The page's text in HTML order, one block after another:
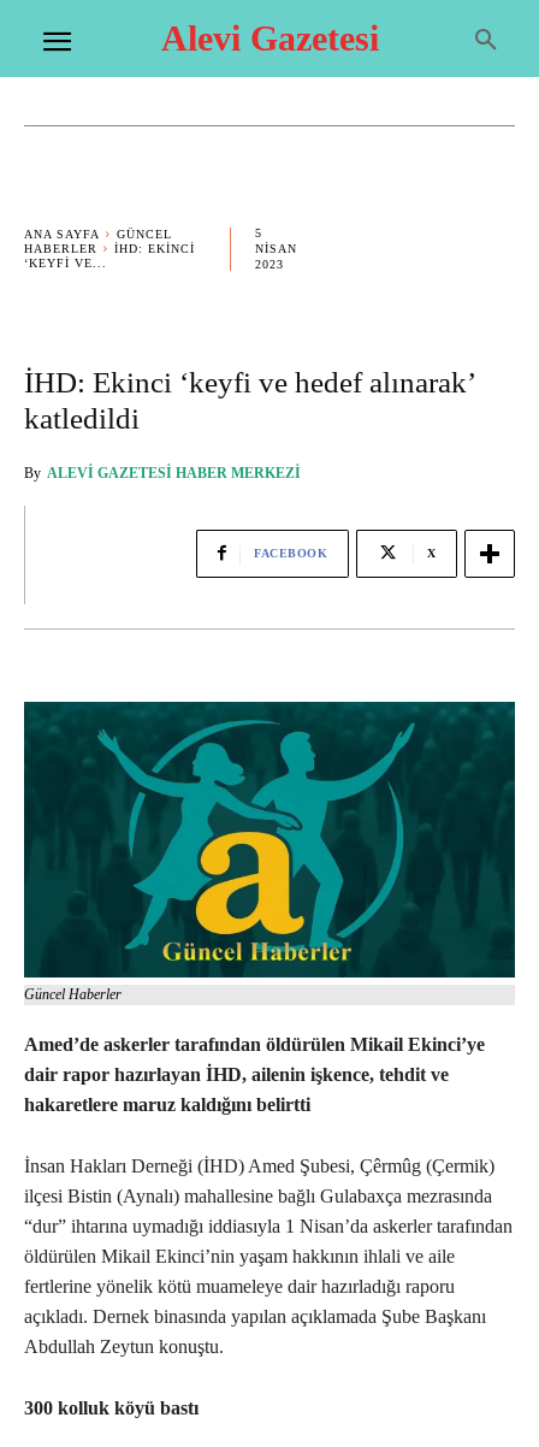
Alevi Gazetesi
ANA SAYFA
GÜNCEL
HABERLER
İHD: EKINCI
‘KEYFI VE...
5
NISAN
2023
İHD: Ekinci ‘keyfi ve hedef alınarak’
katledildi
By ALEVI GAZETESI HABER MERKEZI
FACEBOOK X
Güncel Haberler
Amed’de askerler tarafından öldürülen Mikail Ekinci’ye
dair rapor hazırlayan İHD, ailenin işkence, tehdit ve
hakaretlere maruz kaldığını belirtti
İnsan Hakları Derneği (İHD) Amed Şubesi, Çêrmûg (Çermik)
ilçesi Bistin (Aynalı) mahallesine bağlı Gulabaxça mezrasında
“dur” ihtarına uymadığı iddiasıyla 1 Nisan’da askerler tarafından
öldürülen Mikail Ekinci’nin yaşam hakkının ihlali ve aile
fertlerine yönelik kötü muameleye dair hazırladığı raporu
açıkladı. Dernek binasında yapılan açıklamada Şube Başkanı
Abdullah Zeytun konuştu.
300 kolluk köyü bastı